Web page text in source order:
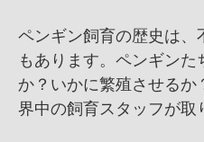
ペンギン飼育の歴史は
もあります。ペンギン
か？いかに繁殖させる
界中の飼育スタッフが取